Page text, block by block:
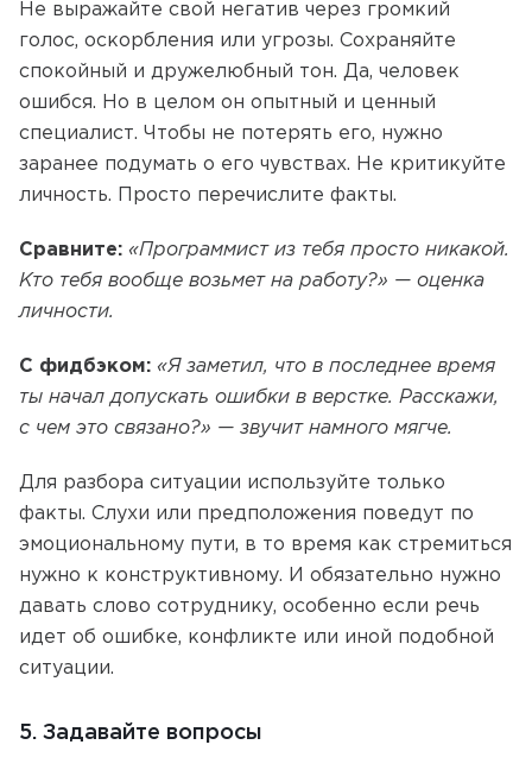
Не выражайте свой негатив через громкий
голос, оскорбления или угрозы. Сохраняйте
спокойный и дружелюбный тон. Да, человек
ошибся. Но в целом он опытный и ценный
специалист. Чтобы не потерять его, нужно
заранее подумать о его чувствах. Не критикуйте
личность. Просто перечислите факты.
Сравните: «Программист из тебя просто никакой.
Кто тебя вообще возьмет на работу?» — оценка
личности.
С фидбэком: «Я заметил, что в последнее время
ты начал допускать ошибки в верстке. Расскажи,
с чем это связано?» — звучит намного мягче.
Для разбора ситуации используйте только
факты. Слухи или предположения поведут по
эмоциональному пути, в то время как стремиться
нужно к конструктивному. И обязательно нужно
давать слово сотруднику, особенно если речь
идет об ошибке, конфликте или иной подобной
ситуации.
5. Задавайте вопросы